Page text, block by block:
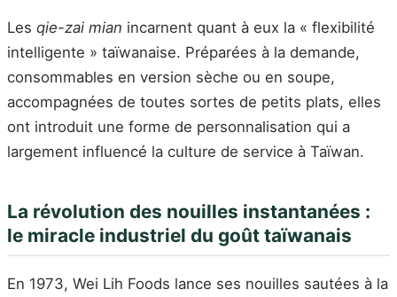
Les qie-zai mian incarnent quant à eux la « flexibilité
intelligente » taïwanaise. Préparées à la demande,
consommables en version sèche ou en soupe,
accompagnées de toutes sortes de petits plats, elles
ont introduit une forme de personnalisation qui a
largement influencé la culture de service à Taïwan.
La révolution des nouilles instantanées :
le miracle industriel du goût taïwanais
En 1973, Wei Lih Foods lance ses nouilles sautées à la